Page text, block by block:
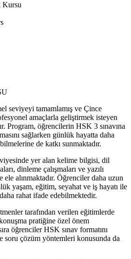
Kursu
seviyeyi tamamlamış ve Çince
amaçlarla geliştirmek isteyen
Program, öğrencilerin HSK 3 sınavına
sağlarken günlük hayatta daha
de katkı sunmaktadır.
yer alan kelime bilgisi, dil
dinleme çalışmaları ve yazılı
ele alınmaktadır. Öğrenciler daha uzun
yaşam, eğitim, seyahat ve iş hayatı ile
rahat ifade edebilmektedir.
tarafından verilen eğitimlerde
pratiğine özel önem
öğrenciler HSK sınav formatını
soru çözüm yöntemleri konusunda da